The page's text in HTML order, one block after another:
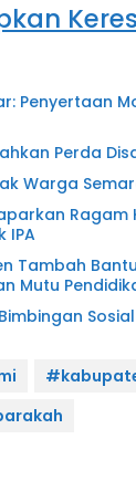
Penyertaan
Perda
Warga
Ragam
IPA
Tambah
Mutu